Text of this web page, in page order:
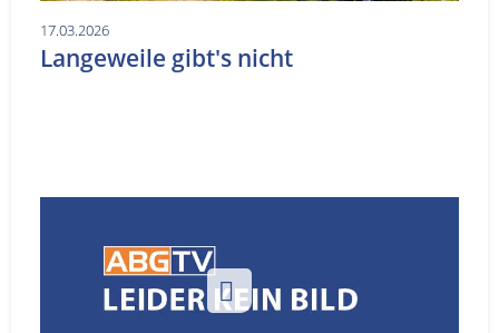
17.03.2026
Langeweile gibt's nicht